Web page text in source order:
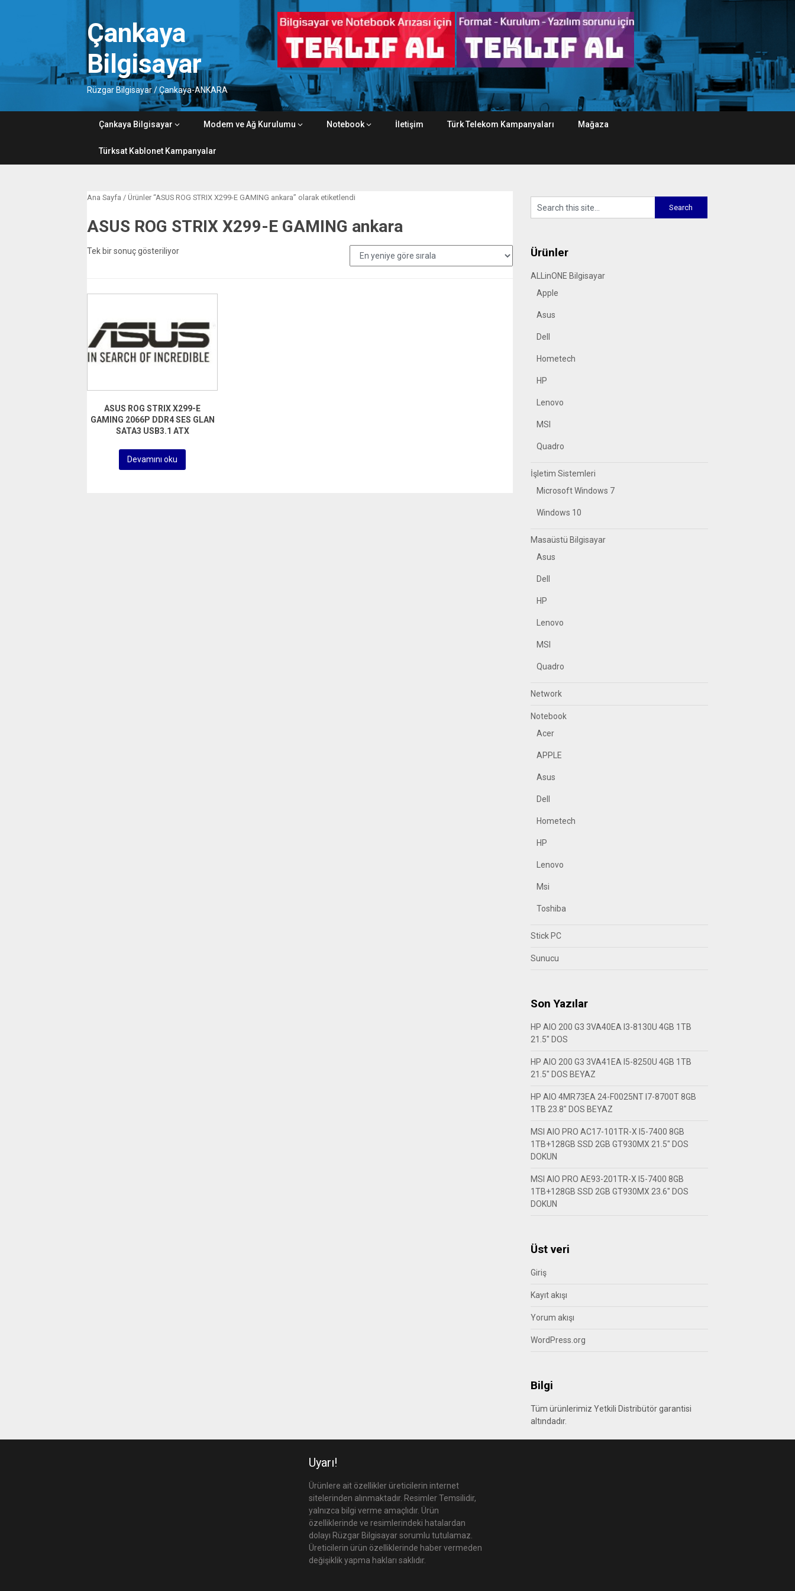
Çankaya
Bilgisayar
Rüzgar Bilgisayar / Çankaya-ANKARA
Çankaya Bilgisayar Modem ve Ağ Kurulumu Notebook İletişim Türk Telekom Kampanyaları Mağaza
Türksat Kablonet Kampanyalar
Ana Sayfa / Ürünler “ASUS ROG STRIX X299-E GAMING ankara” olarak etiketlendi
ASUS ROG STRIX X299-E GAMING ankara
Tek bir sonuç gösteriliyor
ASUS ROG STRIX X299-E
GAMING 2066P DDR4 SES GLAN
SATA3 USB3.1 ATX
Devamını oku
Ürünler
ALLinONE Bilgisayar
Apple
Asus
Dell
Hometech
HP
Lenovo
MSI
Quadro
İşletim Sistemleri
Microsoft Windows 7
Windows 10
Masaüstü Bilgisayar
Asus
Dell
HP
Lenovo
MSI
Quadro
Network
Notebook
Acer
APPLE
Asus
Dell
Hometech
HP
Lenovo
Msi
Toshiba
Stick PC
Sunucu
Son Yazılar
HP AIO 200 G3 3VA40EA I3-8130U 4GB 1TB
21.5″ DOS
HP AIO 200 G3 3VA41EA I5-8250U 4GB 1TB
21.5″ DOS BEYAZ
HP AIO 4MR73EA 24-F0025NT I7-8700T 8GB
1TB 23.8″ DOS BEYAZ
MSI AIO PRO AC17-101TR-X I5-7400 8GB
1TB+128GB SSD 2GB GT930MX 21.5″ DOS
DOKUN
MSI AIO PRO AE93-201TR-X I5-7400 8GB
1TB+128GB SSD 2GB GT930MX 23.6″ DOS
DOKUN
Üst veri
Giriş
Kayıt akışı
Yorum akışı
WordPress.org
Bilgi
Tüm ürünlerimiz Yetkili Distribütör garantisi
altındadır.
Uyarı!
Ürünlere ait özellikler üreticilerin internet
sitelerinden alınmaktadır. Resimler Temsilidir,
yalnızca bilgi verme amaçlıdır. Ürün
özelliklerinde ve resimlerindeki hatalardan
dolayı Rüzgar Bilgisayar sorumlu tutulamaz.
Üreticilerin ürün özelliklerinde haber vermeden
değişiklik yapma hakları saklıdır.